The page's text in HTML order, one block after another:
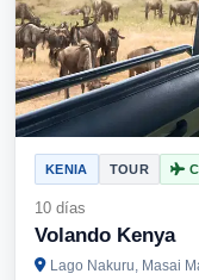
KENIA TOUR
10 días
Volando Kenya
Lago Nakuru, Masai